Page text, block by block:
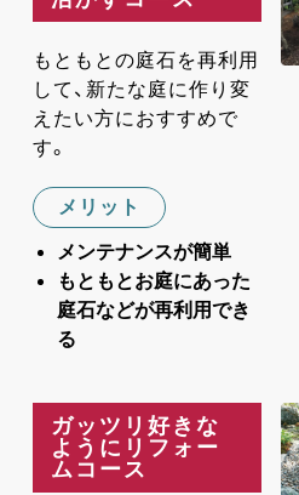
もともとの庭石を再利用
して、新たな庭に作り変
えたい方におすすめで
す。
メリット
メンテナンスが簡単
もともとお庭にあった
庭石などが再利用でき
る
ガッツリ好きな
ようにリフォー
ムコース